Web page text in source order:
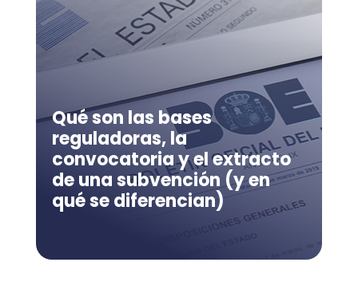
Qué son las bases
reguladoras, la
convocatoria y el extracto
de una subvención (y en
qué se diferencian)